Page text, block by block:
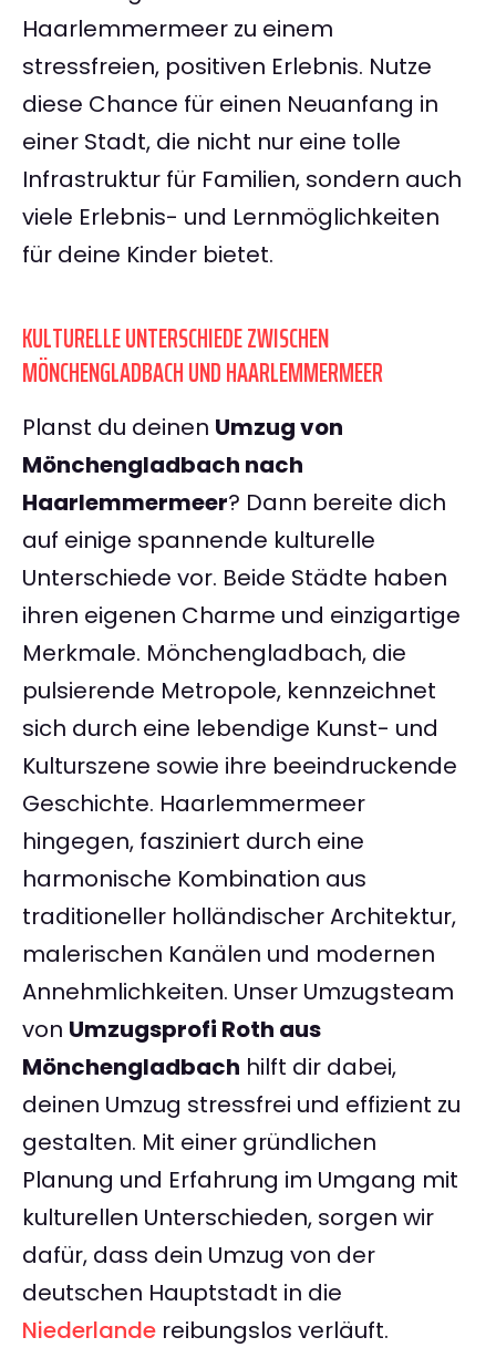
Haarlemmermeer zu einem
stressfreien, positiven Erlebnis. Nutze
diese Chance für einen Neuanfang in
einer Stadt, die nicht nur eine tolle
Infrastruktur für Familien, sondern auch
viele Erlebnis- und Lernmöglichkeiten
für deine Kinder bietet.
KULTURELLE UNTERSCHIEDE ZWISCHEN
MÖNCHENGLADBACH UND HAARLEMMERMEER
Planst du deinen Umzug von
Mönchengladbach nach
Haarlemmermeer? Dann bereite dich
auf einige spannende kulturelle
Unterschiede vor. Beide Städte haben
ihren eigenen Charme und einzigartige
Merkmale. Mönchengladbach, die
pulsierende Metropole, kennzeichnet
sich durch eine lebendige Kunst- und
Kulturszene sowie ihre beeindruckende
Geschichte. Haarlemmermeer
hingegen, fasziniert durch eine
harmonische Kombination aus
traditioneller holländischer Architektur,
malerischen Kanälen und modernen
Annehmlichkeiten. Unser Umzugsteam
von Umzugsprofi Roth aus
Mönchengladbach hilft dir dabei,
deinen Umzug stressfrei und effizient zu
gestalten. Mit einer gründlichen
Planung und Erfahrung im Umgang mit
kulturellen Unterschieden, sorgen wir
dafür, dass dein Umzug von der
deutschen Hauptstadt in die
Niederlande reibungslos verläuft.